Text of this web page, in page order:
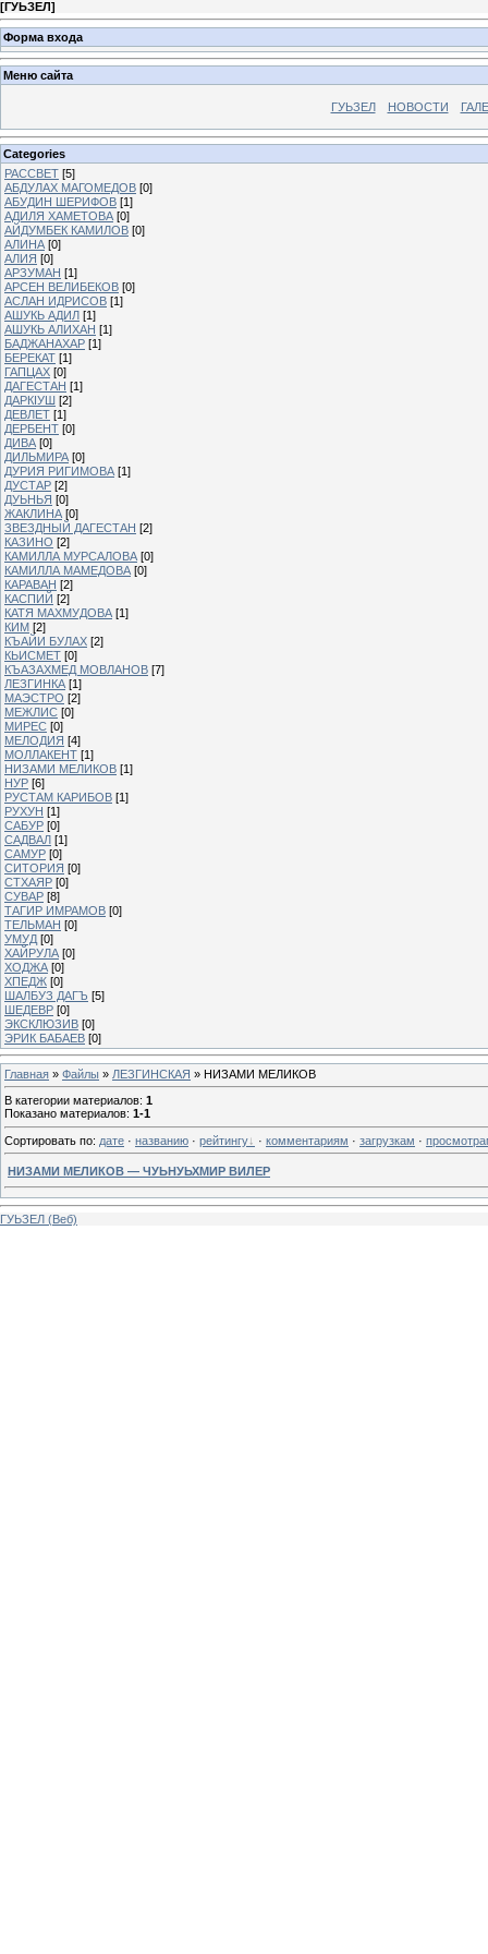
[ГУЬЗЕЛ]
Форма входа
Меню сайта
ГУЬЗЕЛ НОВОСТИ
Categories
РАССВЕТ [5]
АБДУЛАХ МАГОМЕДОВ [0]
АБУДИН ШЕРИФОВ [1]
АДИЛЯ ХАМЕТОВА [0]
АЙДУМБЕК КАМИЛОВ [0]
АЛИНА [0]
АЛИЯ [0]
АРЗУМАН [1]
АРСЕН ВЕЛИБЕКОВ [0]
АСЛАН ИДРИСОВ [1]
АШУКЬ АДИЛ [1]
АШУКЬ АЛИХАН [1]
БАДЖАНАХАР [1]
БЕРЕКАТ [1]
ГАПЦАХ [0]
ДАГЕСТАН [1]
ДАРКIУШ [2]
ДЕВЛЕТ [1]
ДЕРБЕНТ [0]
ДИВА [0]
ДИЛЬМИРА [0]
ДУРИЯ РИГИМОВА [1]
ДУСТАР [2]
ДУЬНЬЯ [0]
ЖАКЛИНА [0]
ЗВЕЗДНЫЙ ДАГЕСТАН [2]
КАЗИНО [2]
КАМИЛЛА МУРСАЛОВА [0]
КАМИЛЛА МАМЕДОВА [0]
КАРАВАН [2]
КАСПИЙ [2]
КАТЯ МАХМУДОВА [1]
КИМ [2]
КЪАЙИ БУЛАХ [2]
КЬИСМЕТ [0]
КЪАЗАХМЕД МОВЛАНОВ [7]
ЛЕЗГИНКА [1]
МАЭСТРО [2]
МЕЖЛИС [0]
МИРЕС [0]
МЕЛОДИЯ [4]
МОЛЛАКЕНТ [1]
НИЗАМИ МЕЛИКОВ [1]
НУР [6]
РУСТАМ КАРИБОВ [1]
РУХУН [1]
САБУР [0]
САДВАЛ [1]
САМУР [0]
СИТОРИЯ [0]
СТХАЯР [0]
СУВАР [8]
ТАГИР ИМРАМОВ [0]
ТЕЛЬМАН [0]
УМУД [0]
ХАЙРУЛА [0]
ХОДЖА [0]
ХПЕДЖ [0]
ШАЛБУЗ ДАГЪ [5]
ШЕДЕВР [0]
ЭКСКЛЮЗИВ [0]
ЭРИК БАБАЕВ [0]
Главная » Файлы » ЛЕЗГИНСКАЯ » НИЗАМИ МЕЛИКОВ
В категории материалов: 1
Показано материалов: 1-1
Сортировать по: дате · названию · рейтингу · комментариям · загрузкам ·
НИЗАМИ МЕЛИКОВ — ЧУЬНУЬХМИР ВИЛЕР
ГУЬЗЕЛ (Веб)